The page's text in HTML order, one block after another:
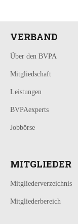
VERBAND
Über den BVPA
Mitgliedschaft
Leistungen
BVPAexperts
Jobbörse
MITGLIEDER
Mitgliederverzeichnis
Mitgliederbereich